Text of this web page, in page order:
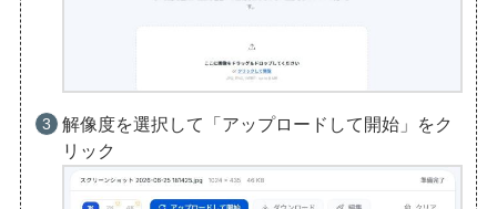
解像度を選択して「アップロードして開始」をク
リック